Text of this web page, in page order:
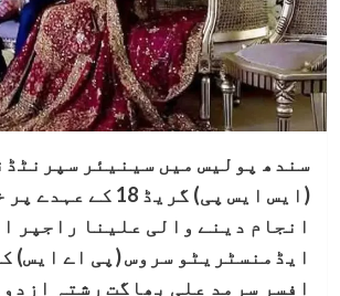
سندھ پولیس میں سینیئر
(ایس ایس پی) گریڈ 18
انجام دینے والی علینا راجپر
افسر سرمد علی بھاگت رشتہ